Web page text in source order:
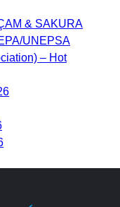
& SAKURA
UNEPSA
– Hot